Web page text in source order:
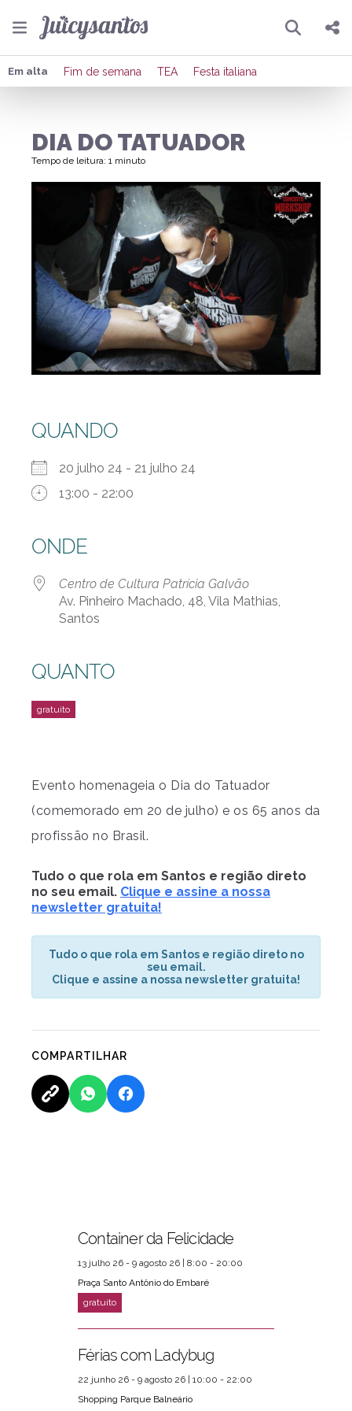
Pesquisar
Compartilhar
Enviar por Whatsapp
Publicar no Facebook
Publicar no X
Em alta Fim de semana TEA Festa italiana
DIA DO TATUADOR
Tempo de leitura: 1 minuto
QUANDO
20 julho 24 - 21 julho 24
13:00 - 22:00
ONDE
Centro de Cultura Patrícia Galvão
Av. Pinheiro Machado, 48, Vila Mathias,
Santos
QUANTO
Evento homenageia o Dia do Tatuador
(comemorado em 20 de julho) e os 65 anos da
profissão no Brasil.
Tudo o que rola em Santos e região direto
no seu email. Clique e assine a nossa
newsletter gratuita!
Tudo o que rola em Santos e região direto no
seu email.
Clique e assine a nossa newsletter gratuita!
COMPARTILHAR
Container da Felicidade
13 julho 26 - 9 agosto 26 | 8:00 - 20:00
Praça Santo Antônio do Embaré
Férias com Ladybug
22 junho 26 - 9 agosto 26 | 10:00 - 22:00
Shopping Parque Balneário